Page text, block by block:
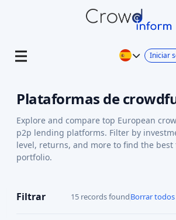
Iniciar
Plataformas de
Explore and compare top European
p2p lending platforms. Filter by
level, returns, and more to find the
portfolio.
Filtrar 15 records foundBorrar